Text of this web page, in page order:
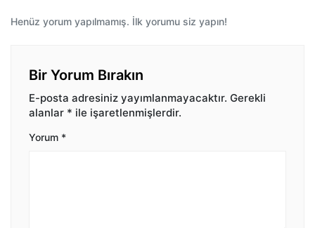
Henüz yorum yapılmamış. İlk yorumu siz yapın!
Bir Yorum Bırakın
E-posta adresiniz yayımlanmayacaktır. Gerekli
alanlar * ile işaretlenmişlerdir.
Yorum *